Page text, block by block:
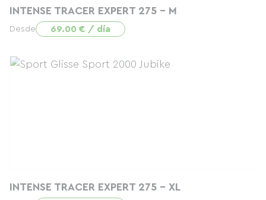
INTENSE TRACER EXPERT 275 - M
Desde 69.00 € / día
INTENSE TRACER EXPERT 275 - XL